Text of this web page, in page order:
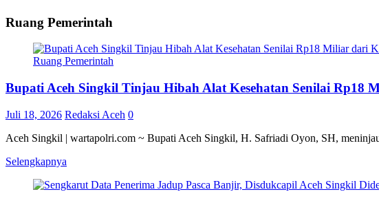
Ruang Pemerintah
Ruang Pemerintah
Bupati Aceh Singkil Tinjau Hibah Alat Kesehatan Senilai Rp18
Juli 18, 2026 Redaksi Aceh 0
Aceh Singkil | wartapolri.com ~ Bupati Aceh Singkil, H. Safriadi Oyon, SH,
Selengkapnya